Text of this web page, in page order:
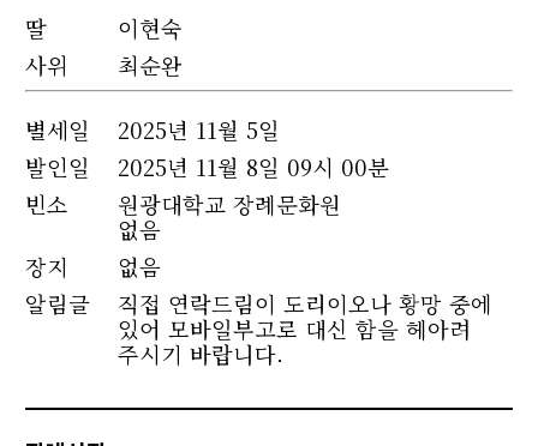
딸
이현숙
사위
최순완
별세일
2025년 11월 5일
발인일
2025년 11월 8일 09시 00분
빈소
원광대학교 장례문화원
없음
장지
없음
알림글
직접 연락드림이 도리이오나 황망 중에
있어 모바일부고로 대신 함을 헤아려
주시기 바랍니다.